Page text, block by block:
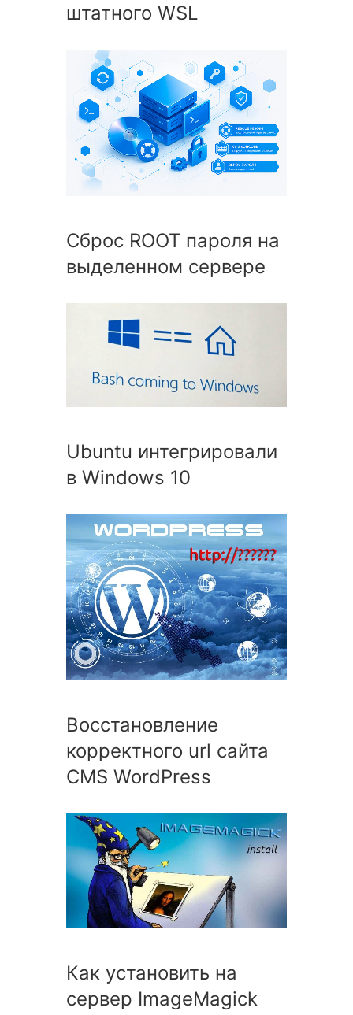
штатного WSL
Сброс ROOT пароля на
выделенном сервере
Ubuntu интегрировали
в Windows 10
Восстановление
корректного url сайта
CMS WordPress
Как установить на
сервер ImageMagick